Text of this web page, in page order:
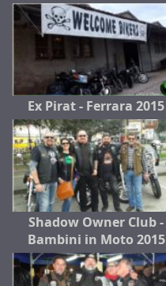
Ex Pirat - Ferrara 2015
Shadow Owner Club -
Bambini in Moto 2015